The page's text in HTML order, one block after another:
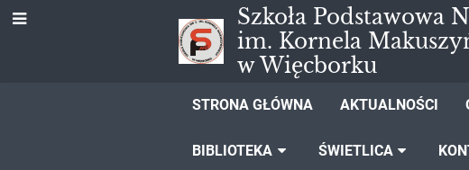
Szkoła Podstawowa
im. Kornela
w Więcborku
STRONA GŁÓWNA AKTUALNOŚCI
BIBLIOTEKA ŚWIETLICA